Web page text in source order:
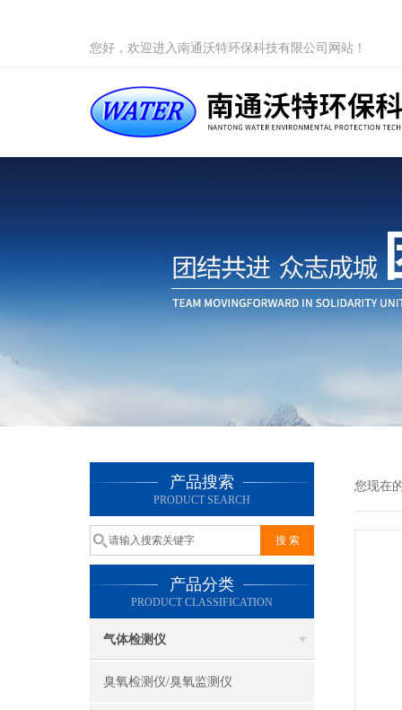
您好，欢迎进入南通沃特环保科技有限公司网站！
产品搜索
PRODUCT SEARCH
产品分类
PRODUCT CLASSIFICATION
气体检测仪
臭氧检测仪/臭氧监测仪
您现在